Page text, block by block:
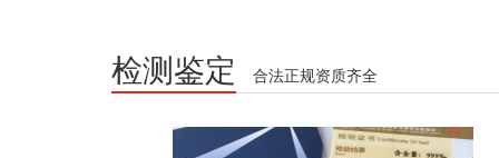
检测鉴定 合法正规资质齐全